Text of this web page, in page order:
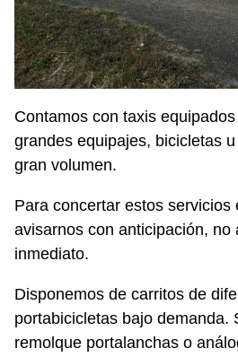
Contamos con taxis
grandes equipajes, bicicletas
gran volumen.
Para concertar estos servicios
avisarnos con anticipación, no
inmediato.
Disponemos de carritos de
portabicicletas bajo demanda.
remolque portalanchas o